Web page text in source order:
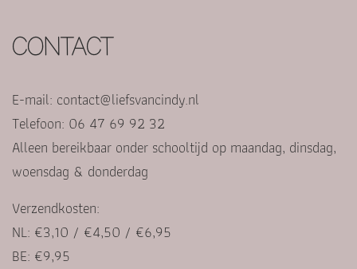
CONTACT
E-mail: contact@liefsvancindy.nl
Telefoon: 06 47 69 92 32
Alleen bereikbaar onder schooltijd op maandag, dinsdag,
woensdag & donderdag
Verzendkosten:
NL: €3,10 / €4,50 / €6,95
BE: €9,95